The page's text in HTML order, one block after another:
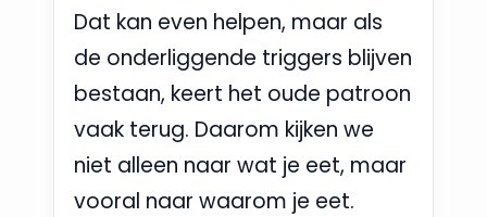
Dat kan even helpen, maar als
de onderliggende triggers blijven
bestaan, keert het oude patroon
vaak terug. Daarom kijken we
niet alleen naar wat je eet, maar
vooral naar waarom je eet.